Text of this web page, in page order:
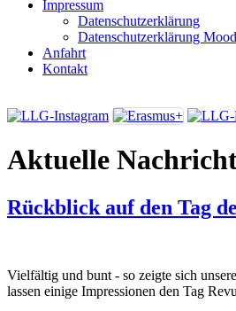
Impressum
Datenschutzerklärung
Datenschutzerklärung
Anfahrt
Kontakt
Aktuelle
Rückblick auf den Tag
Vielfältig und bunt - so zeigte sich
lassen einige Impressionen den Tag